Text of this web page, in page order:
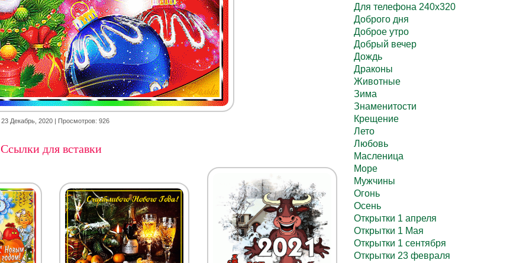
23 Декабрь, 2020 | Просмотров: 926
Ссылки для вставки
Для телефона 240х320
Доброго дня
Доброе утро
Добрый вечер
Дождь
Драконы
Животные
Зима
Знаменитости
Крещение
Лето
Любовь
Масленица
Море
Мужчины
Огонь
Осень
Открытки 1 апреля
Открытки 1 Мая
Открытки 1 сентября
Открытки 23 февраля